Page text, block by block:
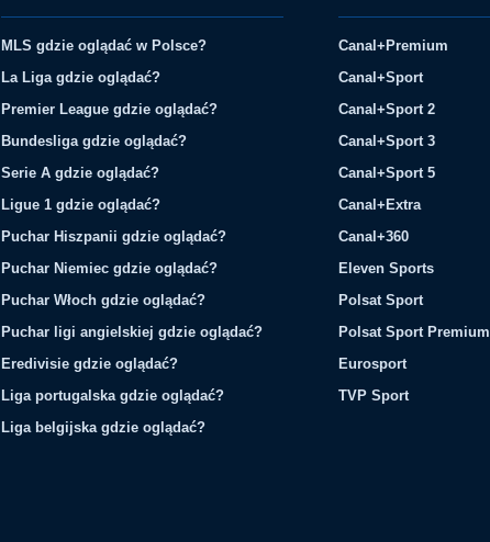
MLS gdzie oglądać w Polsce?
La Liga gdzie oglądać?
Premier League gdzie oglądać?
Bundesliga gdzie oglądać?
Serie A gdzie oglądać?
Ligue 1 gdzie oglądać?
Puchar Hiszpanii gdzie oglądać?
Puchar Niemiec gdzie oglądać?
Puchar Włoch gdzie oglądać?
Puchar ligi angielskiej gdzie oglądać?
Eredivisie gdzie oglądać?
Liga portugalska gdzie oglądać?
Liga belgijska gdzie oglądać?
Canal+Premium
Canal+Sport
Canal+Sport 2
Canal+Sport 3
Canal+Sport 5
Canal+Extra
Canal+360
Eleven Sports
Polsat Sport
Polsat Sport Premium
Eurosport
TVP Sport